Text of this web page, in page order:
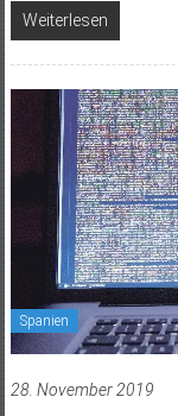
Weiterlesen
Spanien
28. November 2019